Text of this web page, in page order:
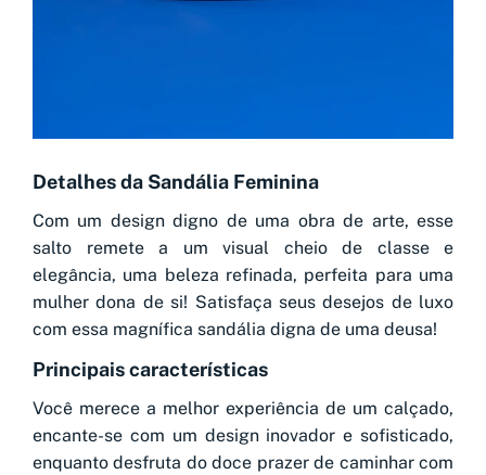
Detalhes da Sandália Feminina
Com um design digno de uma obra de arte, esse
salto remete a um visual cheio de classe e
elegância, uma beleza refinada, perfeita para uma
mulher dona de si! Satisfaça seus desejos de luxo
com essa magnífica sandália digna de uma deusa!
Principais características
Você merece a melhor experiência de um calçado,
encante-se com um design inovador e sofisticado,
enquanto desfruta do doce prazer de caminhar com